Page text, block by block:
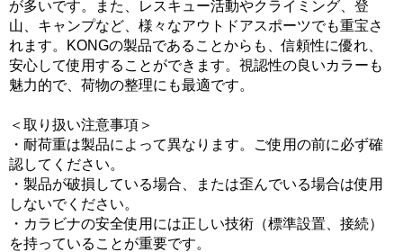
が多いです。また、レスキュー活動やクライミング、登
山、キャンプなど、様々なアウトドアスポーツでも重宝さ
れます。KONGの製品であることからも、信頼性に優れ、
安心して使用することができます。視認性の良いカラーも
魅力的で、荷物の整理にも最適です。
＜取り扱い注意事項＞
・耐荷重は製品によって異なります。ご使用の前に必ず確
認してください。
・製品が破損している場合、または歪んでいる場合は使用
しないでください。
・カラビナの安全使用には正しい技術（標準設置、接続）
を持っていることが重要です。